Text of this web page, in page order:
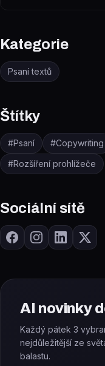
Kategorie
Psaní textů
Štítky
#Psaní #Copywriting
#Rozšíření prohlížeče
Sociální sítě
AI novinky
Každý pátek 3
nejdůležitější ze
balastu.